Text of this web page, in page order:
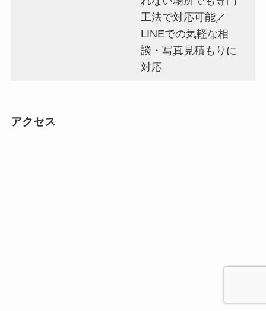
工法で対応可能／
LINEでの気軽な相
談・写真見積もりに
対応
アクセス